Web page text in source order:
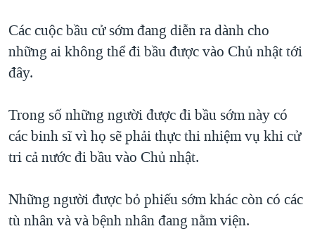
CÁC GIÁ TRỊ CỘNG HÒA Ở VIỆT NAM
THƯỢNG ĐỈNH TRUMP-KIM TẠI VIỆT NAM
NGƯ DÂN VIỆT VÀ LÀN SÓNG TRỘM HẢI SÂM
BÊN KIA QUỐC LỘ: TIẾNG VỌNG TỪ NÔNG THÔN MỸ
QUAN HỆ VIỆT MỸ
Các cuộc bầu cử sớm đang diễn ra dành cho
những ai không thể đi bầu được vào Chủ nhật tới
đây.
Trong số những người được đi bầu sớm này có
các binh sĩ vì họ sẽ phải thực thi nhiệm vụ khi cử
tri cả nước đi bầu vào Chủ nhật.
Những người được bỏ phiếu sớm khác còn có các
tù nhân và và bệnh nhân đang nằm viện.